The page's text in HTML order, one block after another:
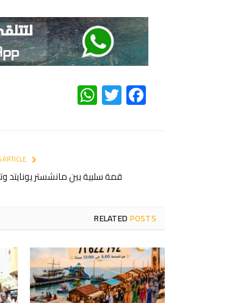
Facebook
Twitter
قمة سلبية بين مانشستر يونايتد
RELATEDPOSTS